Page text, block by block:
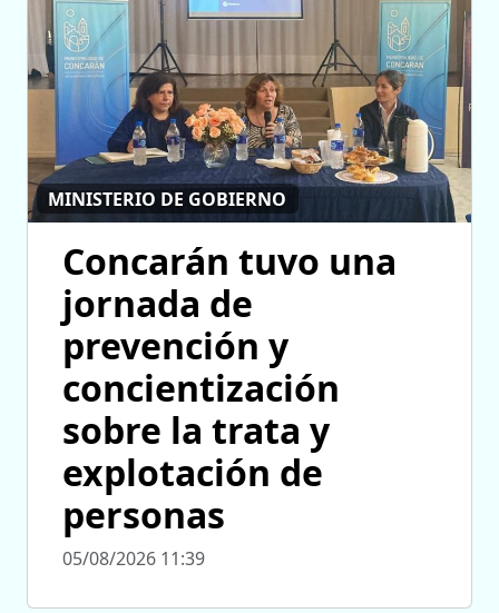
MINISTERIO DE GOBIERNO
Concarán tuvo una
jornada de
prevención y
concientización
sobre la trata y
explotación de
personas
05/08/2026 11:39